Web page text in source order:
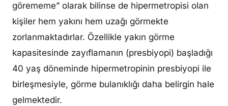
görememe” olarak bilinse de hipermetropisi olan
kişiler hem yakını hem uzağı görmekte
zorlanmaktadırlar. Özellikle yakın görme
kapasitesinde zayıflamanın (presbiyopi) başladığı
40 yaş döneminde hipermetropinin presbiyopi ile
birleşmesiyle, görme bulanıklığı daha belirgin hale
gelmektedir.